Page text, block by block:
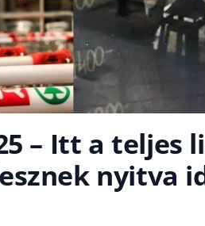
– Itt a teljes
nyitva